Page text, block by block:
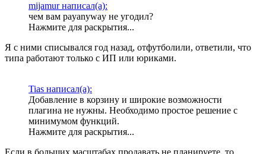
mijamur написал(а):
чем вам payanyway не угодил?
Нажмите для раскрытия...
Я с ними списывался год назад, отфутболили, ответили, что
типа работают только с ИП или юриками.
Tias написал(а):
Добавление в корзину и широкие возможности
плагина не нужны. Необходимо простое решение с
минимумом функций.
Нажмите для раскрытия...